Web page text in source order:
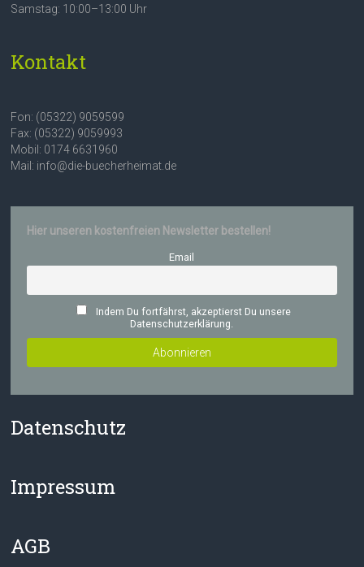
Samstag: 10:00–13:00 Uhr
Kontakt
Fon: (05322) 9059599
Fax: (05322) 9059993
Mobil: 0174 6631960
Mail: info@die-buecherheimat.de
Hier unseren kostenfreien Newsletter bestellen!
Email
Indem Du fortfährst, akzeptierst Du unsere
Datenschutzerklärung.
Datenschutz
Impressum
AGB